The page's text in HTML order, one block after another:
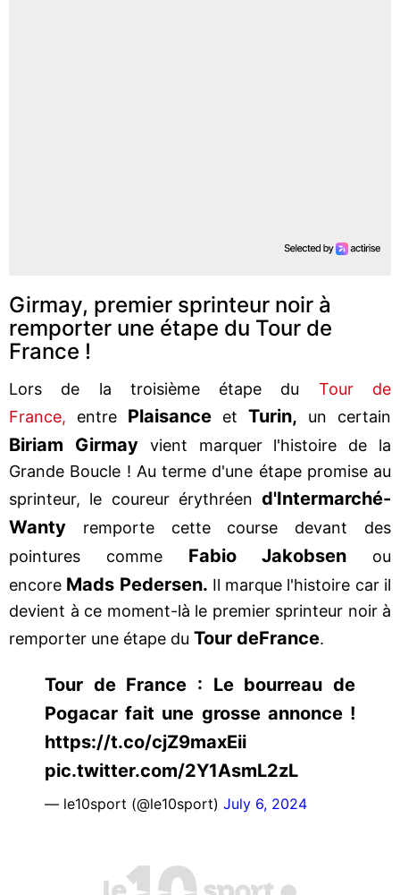
Girmay, premier sprinteur noir à
remporter une étape du Tour de
France !
Lors de la troisième étape du Tour de
France, entre Plaisance et Turin, un certain
Biriam Girmayvient marquer l'histoire de la
Grande Boucle ! Au terme d'une étape promise au
sprinteur, le coureur érythréen d'Intermarché-
Wanty remporte cette course devant des
pointures comme Fabio Jakobsen ou
encore Mads Pedersen. Il marque l'histoire car il
devient à ce moment-là le premier sprinteur noir à
remporter une étape du Tour deFrance.
Tour de France : Le bourreau de
Pogacar fait une grosse annonce !
https://t.co/cjZ9maxEii
pic.twitter.com/2Y1AsmL2zL
— le10sport (@le10sport) July 6, 2024